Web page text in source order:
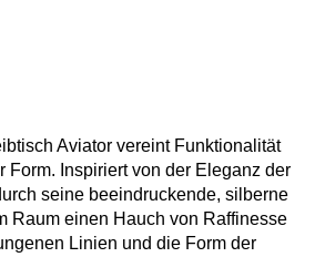
Aviator vereint Funktionalität
Form. Inspiriert von der Eleganz der
seine beeindruckende, silberne
Raum einen Hauch von Raffinesse
Linien und die Form der